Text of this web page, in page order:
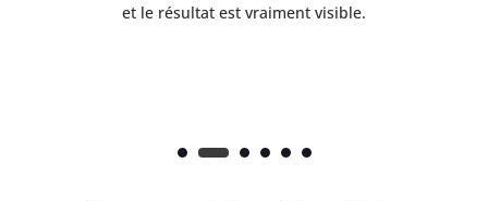
et le résultat est vraiment visible.